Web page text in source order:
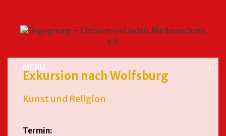
MENÜ
Exkursion nach Wolfsburg
Kunst und Religion
Termin: